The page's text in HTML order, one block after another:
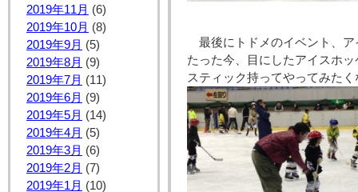
2019年11月 (6)
2019年10月 (8)
2019年9月 (5)
2019年8月 (9)
2019年7月 (11)
2019年6月 (9)
2019年5月 (14)
2019年4月 (5)
2019年3月 (6)
2019年2月 (7)
2019年1月 (10)
最後にトドメのイベント、
たった今、目にしたアイスホッ
スティック持ってやってみた